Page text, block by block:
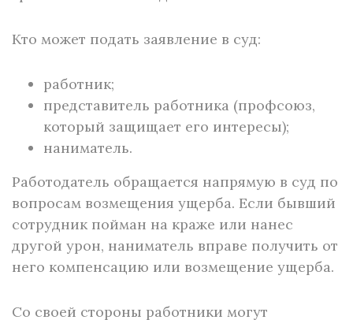
Кто может подать заявление в суд:
работник;
представитель работника (профсоюз,
который защищает его интересы);
наниматель.
Работодатель обращается напрямую в суд по
вопросам возмещения ущерба. Если бывший
сотрудник пойман на краже или нанес
другой урон, наниматель вправе получить от
него компенсацию или возмещение ущерба.
Со своей стороны работники могут